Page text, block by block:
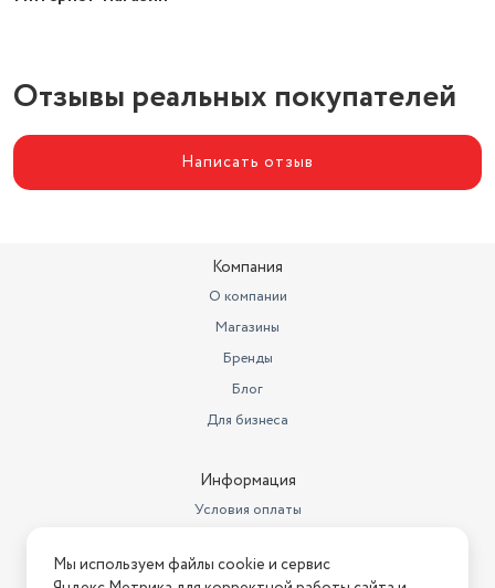
Отзывы реальных покупателей
Написать отзыв
Компания
О компании
Магазины
Бренды
Блог
Для бизнеса
Информация
Условия оплаты
Условия возврата
Мы используем файлы cookie и сервис